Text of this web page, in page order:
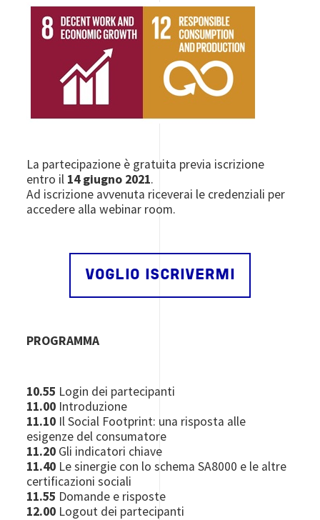
Image
La partecipazione è gratuita previa iscrizione
entro il 14 giugno 2021.
Ad iscrizione avvenuta riceverai le credenziali per
accedere alla webinar room.
VOGLIO ISCRIVERMI
PROGRAMMA
10.55 Login dei partecipanti
11.00 Introduzione
11.10 Il Social Footprint: una risposta alle
esigenze del consumatore
11.20 Gli indicatori chiave
11.40 Le sinergie con lo schema SA8000 e le altre
certificazioni sociali
11.55 Domande e risposte
12.00 Logout dei partecipanti